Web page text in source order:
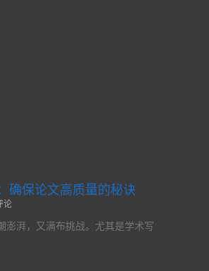
确保论文高质量的秘诀
论
澎湃，又满布挑战。尤其是学术写